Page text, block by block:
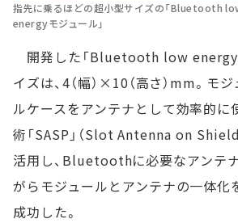
指先に乗るほどの超小型サイズの「Bluetooth
energyモジュール」
開発した「Bluetooth low energy
イズは、4（幅）×10（高さ）mm。モ
ルケースをアンテナとして効率的に
術「SASP」（Slot Antenna on
活用し、Bluetoothに必要なアンテ
がらモジュールとアンテナの一体化
成功した。